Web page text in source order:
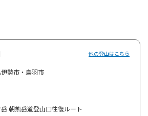
他の登山はこちら
勢市・鳥羽市
朝熊岳道登山口往復ルート